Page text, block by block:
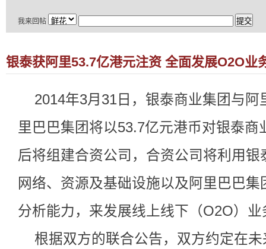
我来回帖
银泰获阿里53.7亿港元注资 全面发展O2O业
2014年3月31日，银泰商业集团与
里巴巴集团将以53.7亿元港币对银泰
后将组建合资公司，合资公司将利用
网络、资源及基础设施以及阿里巴巴
分析能力，来发展线上线下（O2O）业
根据双方的联合公告，双方约定在